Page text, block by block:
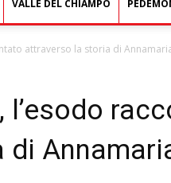
VALLE DEL CHIAMPO
attraverso la storia di
l’esodo